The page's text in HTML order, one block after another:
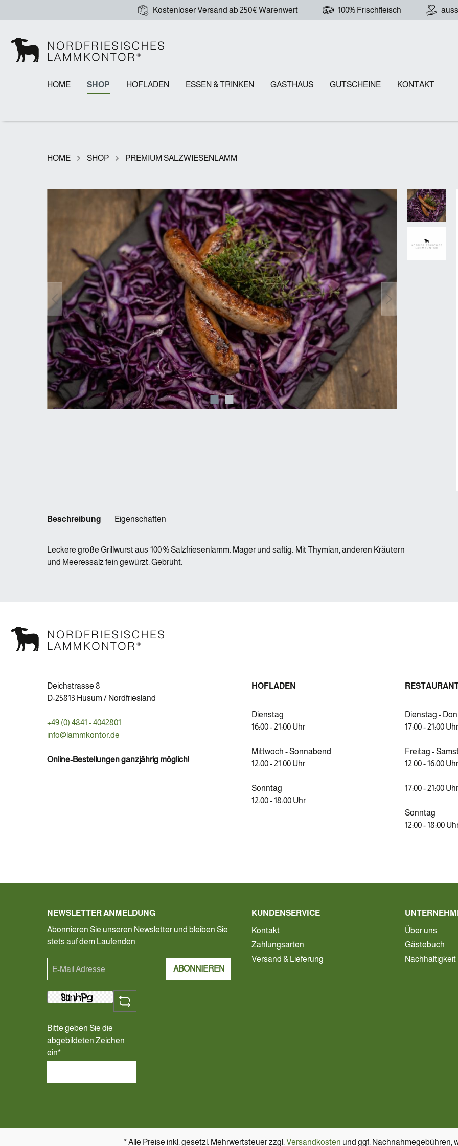
Kostenloser Versand ab 250€ Warenwert 100% Frischfleisch
HOME SHOP HOFLADEN ESSEN & TRINKEN GASTHAUS GUTSCHEINE KONTAKT
HOME SHOP PREMIUM SALZWIESENLAMM
Beschreibung Eigenschaften
Leckere große Grillwurst aus 100 % Salzfriesenlamm. Mager und saftig. Mit Thymian, anderen Kräutern
und Meeressalz fein gewürzt. Gebrüht.
Deichstrasse 8
D-25813 Husum / Nordfriesland
+49 (0) 4841 - 4042801
info@lammkontor.de
Online-Bestellungen ganzjährig möglich!
HOFLADEN
Dienstag
16:00 - 21:00 Uhr
Mittwoch - Sonnabend
12:00 - 21:00 Uhr
Sonntag
12:00 - 18:00 Uhr
Dienstag -
17:00 - 21:00 Uhr
Freitag -
12:00 - 16:00 Uhr
17:00 - 21:00 Uhr
Sonntag
12:00 - 18:00
NEWSLETTER ANMELDUNG
Abonnieren Sie unseren Newsletter und bleiben Sie
stets auf dem Laufenden:
ABONNIEREN
Bitte geben Sie die
abgebildeten Zeichen
ein*
KUNDENSERVICE
Kontakt
Zahlungsarten
Versand & Lieferung
Über uns
Gästebuch
Nachhaltigkeit
* Alle Preise inkl. gesetzl. Mehrwertsteuer zzgl. Versandkosten und ggf. Nachnahmegebühren,